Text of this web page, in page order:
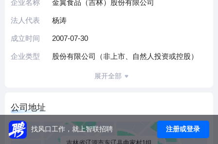
符合清真食品标准及国家食品安全规范。作为区域食品产业
的重要参与者，企业持续推动技术升级与产品创新，致力于
（本介绍由DeepSeek AI智能生成，仅供参考）
企业名称 金翼食品（吉林）股份有限公司
法人代表 杨涛
成立时间 2007-07-30
企业类型 股份有限公司（非上市、自然人投资或控股）
展开全部
公司地址
吉林省辽源市东辽县曲家村1组
找风口工作，就上智联招聘 注册或登录